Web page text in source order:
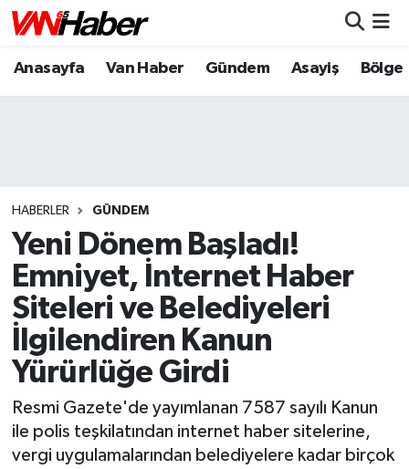
Anasayfa Van Haber Gündem Asayiş Bölge
HABERLER GÜNDEM
Yeni Dönem Başladı!
Emniyet, İnternet Haber
Siteleri ve Belediyeleri
İlgilendiren Kanun
Yürürlüğe Girdi
Resmi Gazete'de yayımlanan 7587 sayılı Kanun
ile polis teşkilatından internet haber sitelerine,
vergi uygulamalarından belediyelere kadar birçok
Nöbetçi Eczaneler
Puan Durumu ve Fikstür
Tüm Manşetler
Son Dakika Haberleri
Haber Arşivi